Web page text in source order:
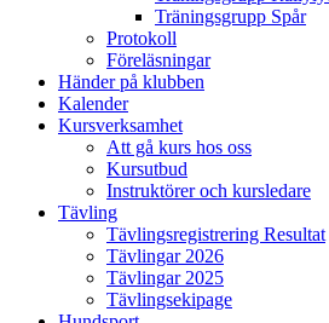
Träningsgrupp Spår
Protokoll
Föreläsningar
Händer på klubben
Kalender
Kursverksamhet
Att gå kurs hos oss
Kursutbud
Instruktörer och kursledare
Tävling
Tävlingsregistrering Resultat
Tävlingar 2026
Tävlingar 2025
Tävlingsekipage